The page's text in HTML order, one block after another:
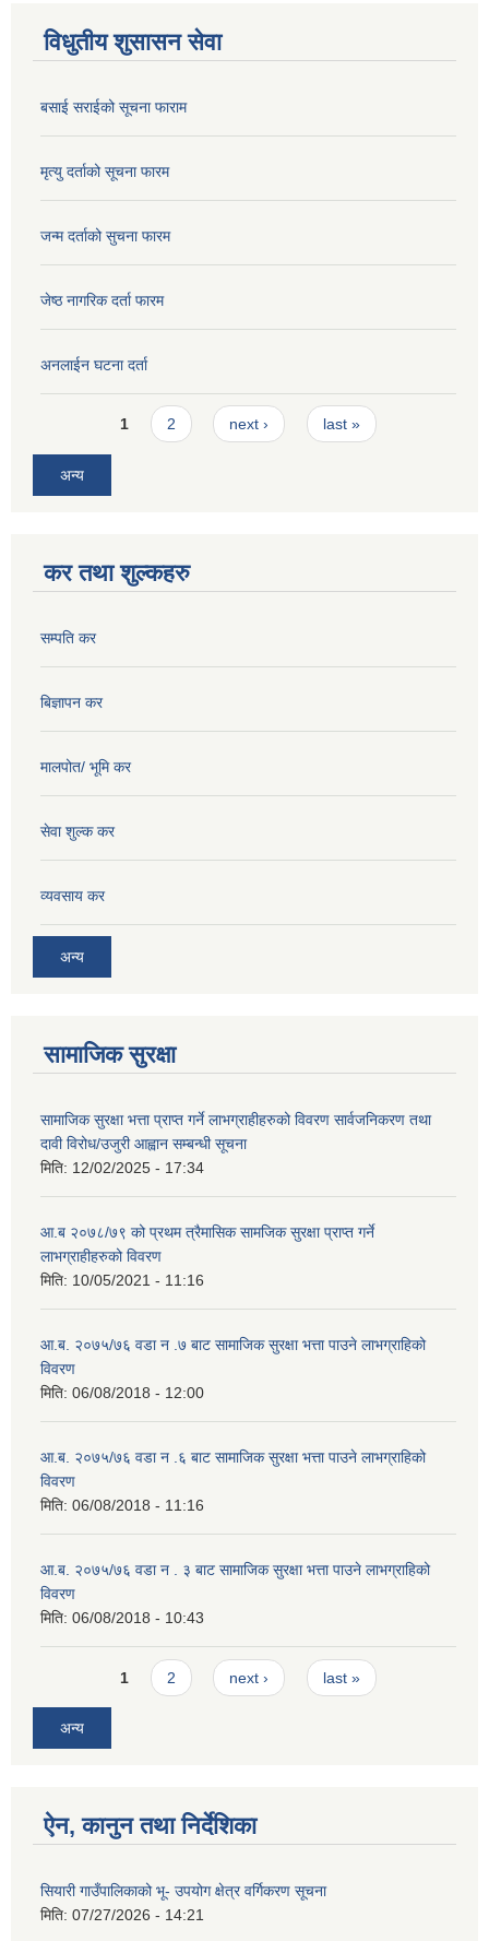
विधुतीय शुसासन सेवा
बसाई सराईको सूचना फाराम
मृत्यु दर्ताको सूचना फारम
जन्म दर्ताको सुचना फारम
जेष्ठ नागरिक दर्ता फारम
अनलाईन घटना दर्ता
Pages1 2 next › last »
अन्य
कर तथा शुल्कहरु
सम्पति कर
बिज्ञापन कर
मालपोत/ भूमि कर
सेवा शुल्क कर
व्यवसाय कर
अन्य
सामाजिक सुरक्षा
सामाजिक सुरक्षा भत्ता प्राप्त गर्ने लाभग्राहीहरुको विवरण सार्वजनिकरण तथा
दावी विरोध/उजुरी आह्वान सम्बन्धी सूचना
मिति: 12/02/2025 - 17:34
आ.ब २०७८/७९ को प्रथम त्रैमासिक सामजिक सुरक्षा प्राप्त गर्ने
लाभग्राहीहरुको विवरण
मिति: 10/05/2021 - 11:16
आ.ब. २०७५/७६ वडा न .७ बाट सामाजिक सुरक्षा भत्ता पाउने लाभग्राहिको
विवरण
मिति: 06/08/2018 - 12:00
आ.ब. २०७५/७६ वडा न .६ बाट सामाजिक सुरक्षा भत्ता पाउने लाभग्राहिको
विवरण
मिति: 06/08/2018 - 11:16
आ.ब. २०७५/७६ वडा न . ३ बाट सामाजिक सुरक्षा भत्ता पाउने लाभग्राहिको
विवरण
मिति: 06/08/2018 - 10:43
Pages1 2 next › last »
अन्य
ऐन, कानुन तथा निर्देशिका
सियारी गाउँपालिकाको भू- उपयोग क्षेत्र वर्गिकरण सूचना
मिति: 07/27/2026 - 14:21